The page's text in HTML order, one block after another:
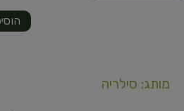
מותג: סילריה